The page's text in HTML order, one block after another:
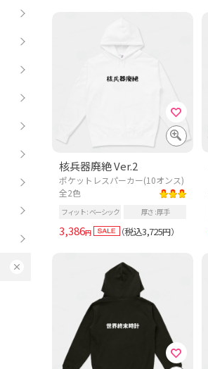
核兵器廃絶 Ver.2
ポケットレスパーカー(10オンス)
全2色
フィット ベーシック 厚さ 厚手
3,386円 （税込3,725円）